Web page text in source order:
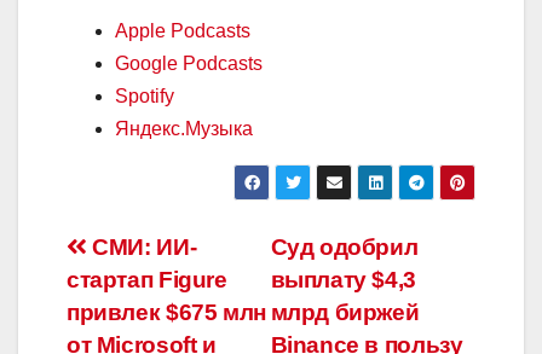
Apple Podcasts
Google Podcasts
Spotify
Яндекс.Музыка
Навигация
по
Суд одобрил
выплату $4,3
млрд биржей
Binance в пользу
СМИ: ИИ-
стартап Figure
привлек $675 млн
от Microsoft и